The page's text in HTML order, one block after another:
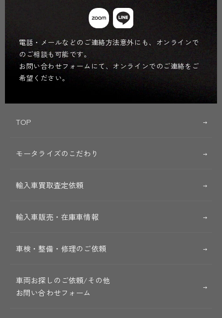
電話・メールなどのご連絡方法意外にも、オンラインで
のご相談も可能です。
お問い合わせフォームにて、オンラインでのご連絡をご
希望ください。
TOP
モータライズのこだわり
輸入車買取査定依頼
輸入車販売・在庫車情報
車検・整備・修理のご依頼
車両お探しのご依頼/その他
お問い合わせフォーム